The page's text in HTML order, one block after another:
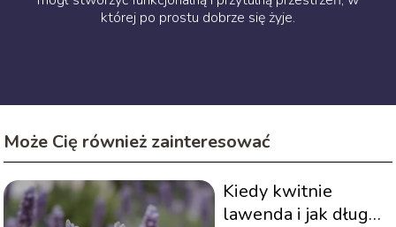
której po prostu dobrze się żyje.
Może Cię również zainteresować
Kiedy kwitnie
lawenda i jak długo